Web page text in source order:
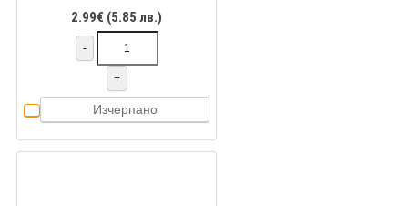
2.99€ (5.85 лв.)
-
+
Изчерпано